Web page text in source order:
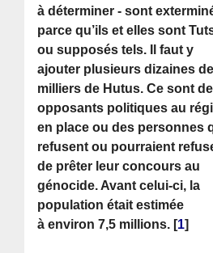
à déterminer - sont
parce qu’ils et elles sont
ou supposés tels. Il faut y
ajouter plusieurs dizaines de
milliers de Hutus. Ce sont
opposants politiques au
en place ou des personnes
refusent ou pourraient
de prêter leur concours au
génocide. Avant celui-ci, la
population était estimée
à environ 7,5 millions. [1]